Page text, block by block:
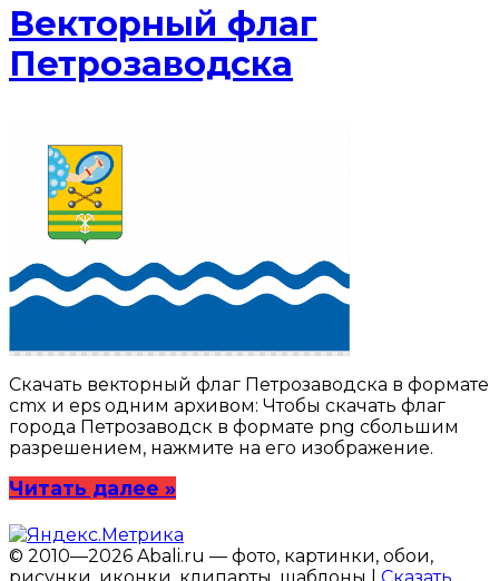
Векторный флаг
Петрозаводска
Скачать векторный флаг Петрозаводска в формате
cmx и eps одним архивом: Чтобы скачать флаг
города Петрозаводск в формате png сбольшим
разрешением, нажмите на его изображение.
Читать далее »
© 2010—2026 Abali.ru — фото, картинки, обои,